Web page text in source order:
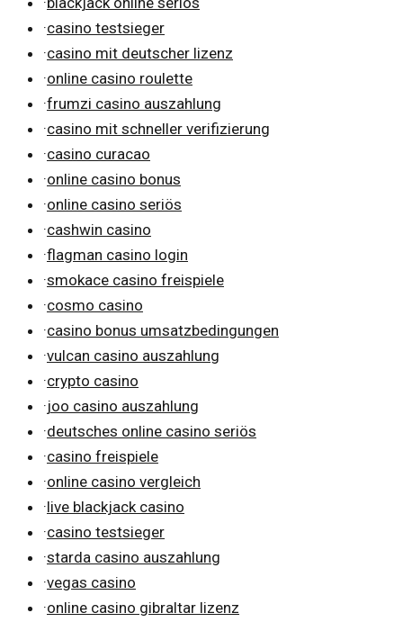
·casino testsieger
·casino mit deutscher lizenz
·online casino roulette
·frumzi casino auszahlung
·casino mit schneller verifizierung
·casino curacao
·online casino bonus
·online casino seriös
·cashwin casino
·flagman casino login
·smokace casino freispiele
·cosmo casino
·casino bonus umsatzbedingungen
·vulcan casino auszahlung
·crypto casino
·joo casino auszahlung
·deutsches online casino seriös
·casino freispiele
·online casino vergleich
·live blackjack casino
·casino testsieger
·starda casino auszahlung
·vegas casino
·online casino gibraltar lizenz